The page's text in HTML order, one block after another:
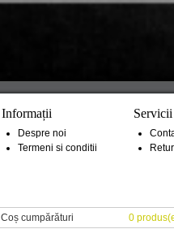
Coș cumpărături 0
Informații
Despre noi
Termeni si conditii